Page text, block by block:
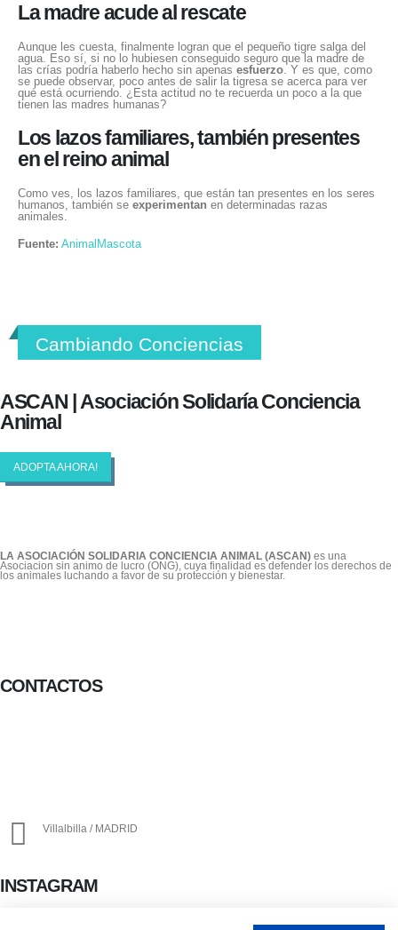
La madre acude al rescate
Aunque les cuesta, finalmente logran que el pequeño tigre salga del
agua. Eso sí, si no lo hubiesen conseguido seguro que la madre de
las crías podría haberlo hecho sin apenas esfuerzo. Y es que, como
se puede observar, poco antes de salir la tigresa se acerca para ver
qué está ocurriendo. ¿Esta actitud no te recuerda un poco a la que
tienen las madres humanas?
Los lazos familiares, también presentes
en el reino animal
Como ves, los lazos familiares, que están tan presentes en los seres
humanos, también se experimentan en determinadas razas
animales.
Fuente: AnimalMascota
Cambiando Conciencias
ASCAN | Asociación Solidaría Conciencia
Animal
ADOPTA AHORA!
LA ASOCIACIÓN SOLIDARIA CONCIENCIA ANIMAL (ASCAN) es una
Asociacion sin animo de lucro (ONG), cuya finalidad es defender los derechos de
los animales luchando a favor de su protección y bienestar.
CONTACTOS
Villalbilla / MADRID
INSTAGRAM